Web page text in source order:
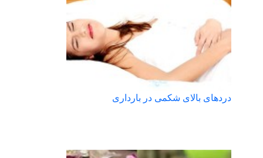
دردهای بالای شکمی در بارداری